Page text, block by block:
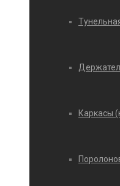
Каркасы